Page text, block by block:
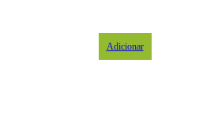
Adicionar